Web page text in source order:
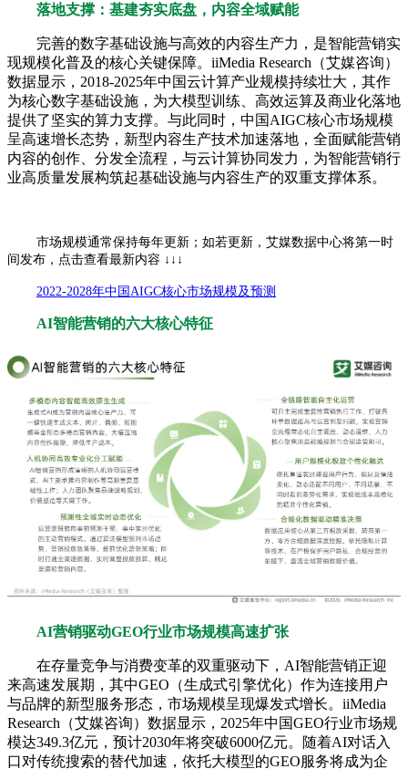
落地支撑：基建夯实底盘，内容全域赋能
完善的数字基础设施与高效的内容生产力，是智能营销实
现规模化普及的核心关键保障。iiMedia Research（艾媒咨询）
数据显示，2018-2025年中国云计算产业规模持续壮大，其作
为核心数字基础设施，为大模型训练、高效运算及商业化落地
提供了坚实的算力支撑。与此同时，中国AIGC核心市场规模
呈高速增长态势，新型内容生产技术加速落地，全面赋能营销
内容的创作、分发全流程，与云计算协同发力，为智能营销行
业高质量发展构筑起基础设施与内容生产的双重支撑体系。
市场规模通常保持每年更新；如若更新，艾媒数据中心将第一时
间发布，点击查看最新内容 ↓↓↓
2022-2028年中国AIGC核心市场规模及预测
AI智能营销的六大核心特征
AI营销驱动GEO行业市场规模高速扩张
在存量竞争与消费变革的双重驱动下，AI智能营销正迎
来高速发展期，其中GEO（生成式引擎优化）作为连接用户
与品牌的新型服务形态，市场规模呈现爆发式增长。iiMedia
Research（艾媒咨询）数据显示，2025年中国GEO行业市场规
模达349.3亿元，预计2030年将突破6000亿元。随着AI对话入
口对传统搜索的替代加速，依托大模型的GEO服务将成为企